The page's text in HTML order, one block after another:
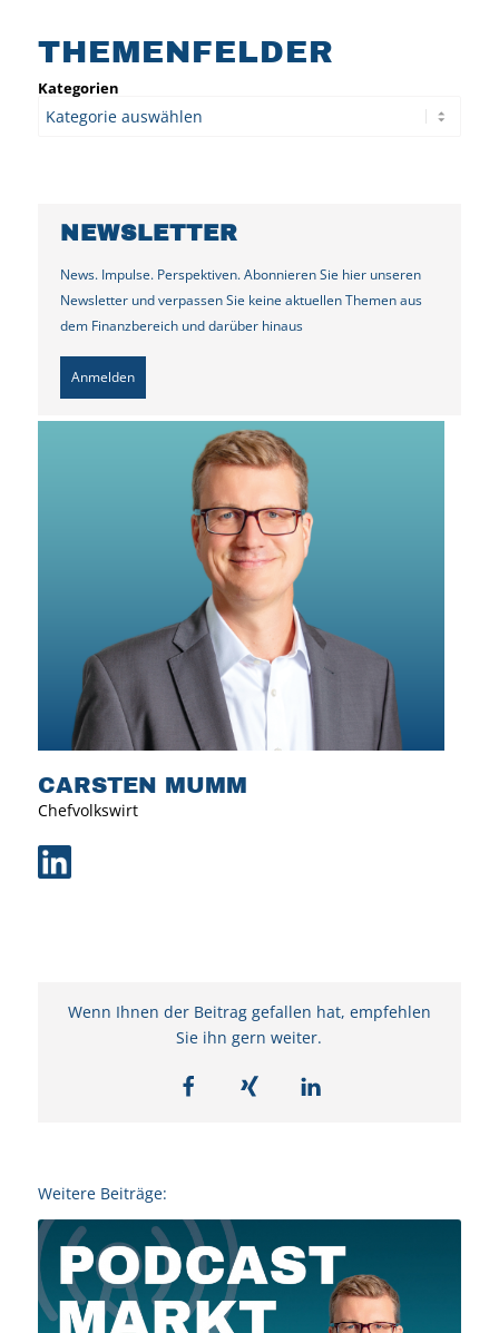
THEMENFELDER
Kategorien
NEWSLETTER
News. Impulse. Perspektiven. Abonnieren Sie hier unseren
Newsletter und verpassen Sie keine aktuellen Themen aus
dem Finanzbereich und darüber hinaus
Anmelden
CARSTEN MUMM
Chefvolkswirt
Wenn Ihnen der Beitrag gefallen hat, empfehlen
Sie ihn gern weiter.
Weitere Beiträge: